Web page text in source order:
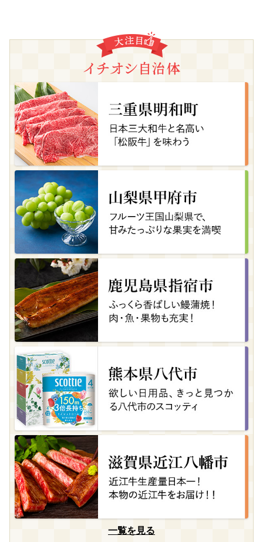
一覧を見る